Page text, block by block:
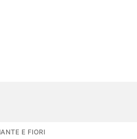
E FIORI